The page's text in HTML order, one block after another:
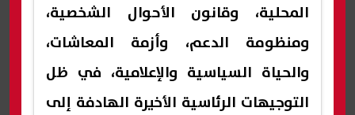
المحلية، وقانون الأحوال الشخصية،
ومنظومة الدعم، وأزمة المعاشات،
والحياة السياسية والإعلامية، في ظل
التوجيهات الرئاسية الأخيرة الهادفة إلى